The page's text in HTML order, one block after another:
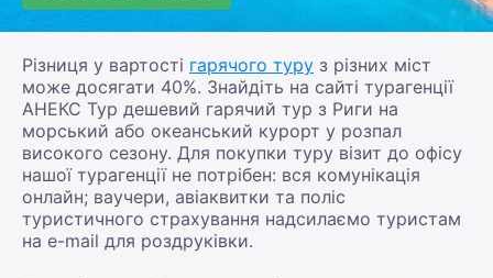
Різниця у вартості гарячого туру з різних міст
може досягати 40%. Знайдіть на сайті турагенції
АНЕКС Тур дешевий гарячий тур з Риги на
морський або океанський курорт у розпал
високого сезону. Для покупки туру візит до офісу
нашої турагенції не потрібен: вся комунікація
онлайн; ваучери, авіаквитки та поліс
туристичного страхування надсилаємо туристам
на e-mail для роздруківки.